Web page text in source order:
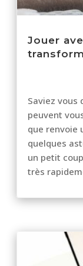
Jouer
Saviez vous
peuvent
que renvoie
quelques
un petit
très